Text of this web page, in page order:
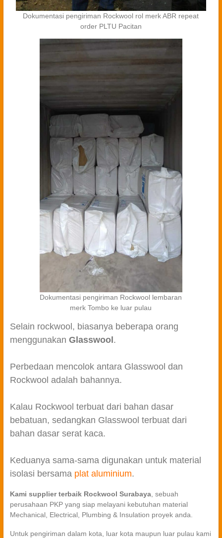
Dokumentasi pengiriman Rockwool rol merk ABR repeat
order PLTU Pacitan
Dokumentasi pengiriman Rockwool lembaran
merk Tombo ke luar pulau
Selain rockwool, biasanya beberapa orang
menggunakan Glasswool .
Perbedaan mencolok antara Glasswool dan
Rockwool adalah bahannya.
Kalau Rockwool terbuat dari bahan dasar
bebatuan, sedangkan Glasswool terbuat dari
bahan dasar serat kaca.
Keduanya sama-sama digunakan untuk material
isolasi bersama plat aluminium.
Kami supplier terbaik Rockwool Surabaya, sebuah
perusahaan PKP yang siap melayani kebutuhan material
Mechanical, Electrical, Plumbing & Insulation proyek anda.
Untuk pengiriman dalam kota, luar kota maupun luar pulau kami